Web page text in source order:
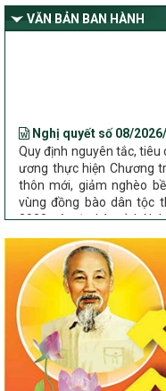
dân tộc thiểu số và miền
Nghệ An
VĂN BẢN BAN HÀNH
Quy định nguyên tắc, tiêu
ương thực hiện Chương
thôn mới, giảm nghèo
vùng đồng bào dân tộc
2030 trên địa bàn tỉnh
Chỉ Thị số 22-CT/TU
về đẩy mạnh thực hiện
nông thôn mới, giảm
hội vùng đồng bào dân
2030 trên địa bàn tỉnh
Quyết định số 2490/
Về việc thành lập Ban Chỉ
dựng nông thôn mới,
xã hội vùng đồng bào